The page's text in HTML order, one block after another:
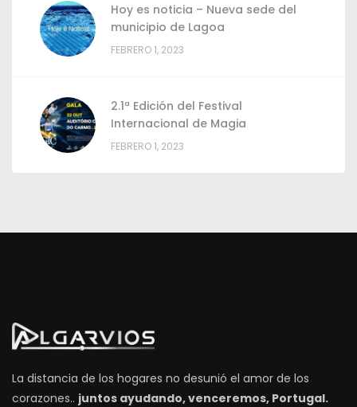
Hoy es noticia – Nueva sede del
municipio de Lagoa
FEBRERO 1, 2023
2.1ª Edición del Festival
Internacional de Magia
FEBRERO 1, 2023
La distancia de los hogares no desunió el amor de los
corazones.. juntos ayudando, venceremos, Portugal.